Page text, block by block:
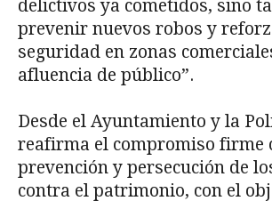
delictivos ya cometidos, sino
prevenir nuevos robos y
seguridad en zonas
afluencia de público”.
Desde el Ayuntamiento y la
reafirma el compromiso firme
prevención y persecución de
contra el patrimonio, con el